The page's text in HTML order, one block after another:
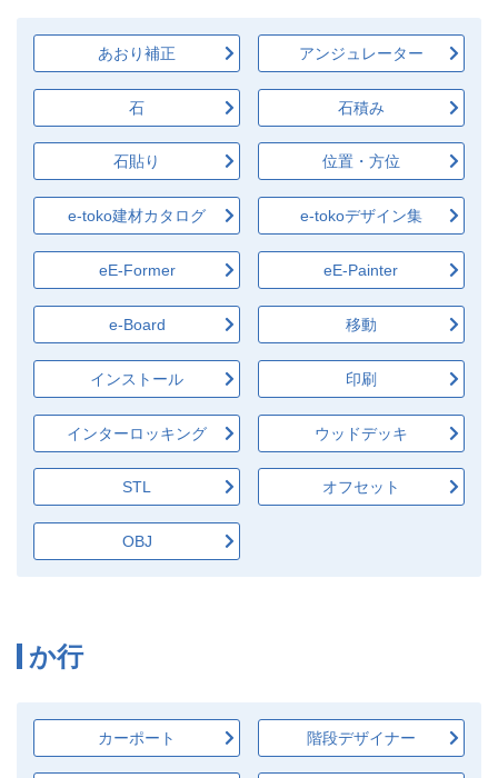
あおり補正 アンジュレーター
石 石積み
石貼り 位置・方位
e-toko建材カタログ e-tokoデザイン集
eE-Former eE-Painter
e-Board 移動
インストール 印刷
インターロッキング ウッドデッキ
STL オフセット
OBJ
か行
カーポート 階段デザイナー